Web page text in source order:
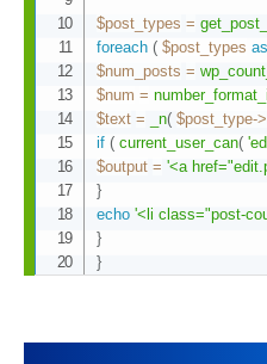
$post_types =
foreach ( $post_types as
$num_posts =
$num =
$text = _n( $post_type->
if ( current_user_can(
$output = '<a
}
echo '<li class="post-
}
}